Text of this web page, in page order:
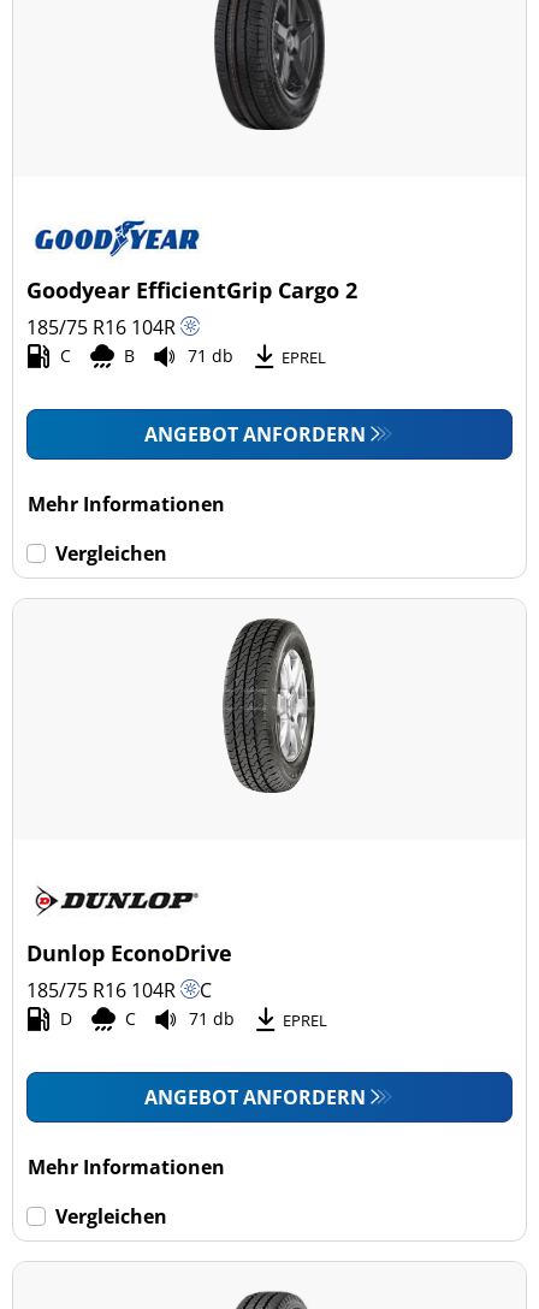
Goodyear EfficientGrip Cargo 2
185/75 R16 104R
C B 71 db EPREL
ANGEBOT ANFORDERN
Mehr Informationen
Vergleichen
Dunlop EconoDrive
185/75 R16 104R C
D C 71 db EPREL
ANGEBOT ANFORDERN
Mehr Informationen
Vergleichen